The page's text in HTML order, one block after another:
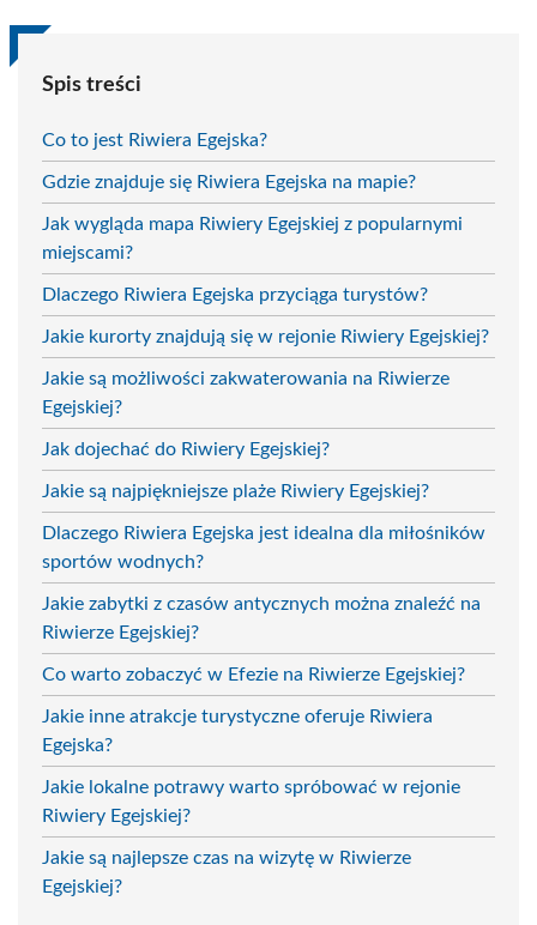
Spis treści
Co to jest Riwiera Egejska?
Gdzie znajduje się Riwiera Egejska na mapie?
Jak wygląda mapa Riwiery Egejskiej z popularnymi
miejscami?
Dlaczego Riwiera Egejska przyciąga turystów?
Jakie kurorty znajdują się w rejonie Riwiery Egejskiej?
Jakie są możliwości zakwaterowania na Riwierze
Egejskiej?
Jak dojechać do Riwiery Egejskiej?
Jakie są najpiękniejsze plaże Riwiery Egejskiej?
Dlaczego Riwiera Egejska jest idealna dla miłośników
sportów wodnych?
Jakie zabytki z czasów antycznych można znaleźć na
Riwierze Egejskiej?
Co warto zobaczyć w Efezie na Riwierze Egejskiej?
Jakie inne atrakcje turystyczne oferuje Riwiera
Egejska?
Jakie lokalne potrawy warto spróbować w rejonie
Riwiery Egejskiej?
Jakie są najlepsze czas na wizytę w Riwierze
Egejskiej?